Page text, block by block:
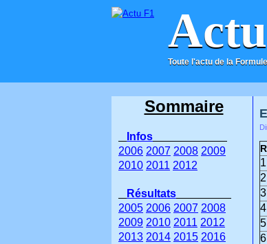
Toute l'actu de la
ACCUEIL CONTACT
1
2
3
4
5
6
Sommaire
Infos
2006 2007 2008 2009
2010 2011 2012
Résultats
2005 2006 2007 2008
2009 2010 2011 2012
2013 2014 2015 2016